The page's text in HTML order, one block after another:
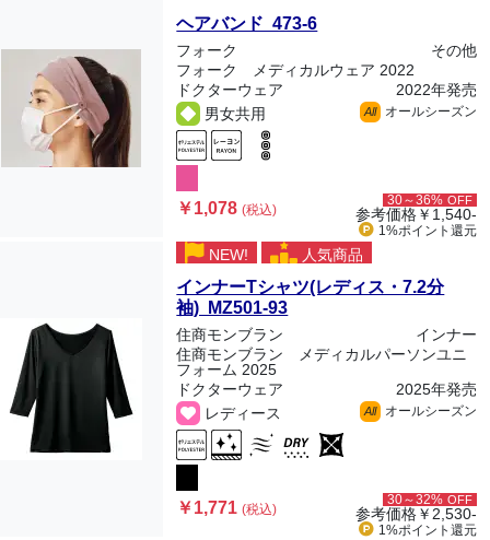
ヘアバンド 473-6
フォーク
その他
フォーク メディカルウェア 2022
ドクターウェア
2022年発売
男女共用
All オールシーズン
￥1,078(税込)
30～36% OFF
参考価格￥1,540-
1%ポイント 還元
NEW! 人気商品
インナーTシャツ(レディス・7.2分
袖) MZ501-93
住商モンブラン
インナー
住商モンブラン メディカルパーソンユニ
フォーム 2025
ドクターウェア
2025年発売
レディース
All オールシーズン
￥1,771(税込)
30～32% OFF
参考価格￥2,530-
1%ポイント 還元